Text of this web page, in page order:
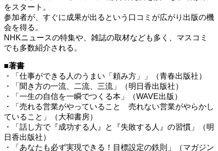
をスタート。
参加者が、すぐに成果が出るという口コミが広がり出版の機
会を得る。
NHKニュースの特集や、雑誌の取材なども多く、マスコミ
でも多数紹介される。
■著書
・「仕事ができる人のうまい「頼み方」」（青春出版社）
・「聞き方の一流、二流、三流」（明日香出版社）
・「一生の自信を一瞬でつくる本」（WAVE出版）
・「売れる営業がやっていること 売れない営業がやらかし
ていること」（大和書房）
・「話し方で『成功する人』と『失敗する人』の習慣」（明
日香出版社）
・「あなたも必ず実現できる！目標設定の鉄則」（マガジン